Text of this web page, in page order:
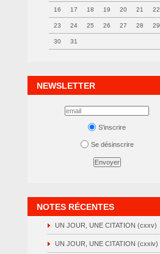
16 17 18 19 20 21 22
23 24 25 26 27 28 29
30 31
NEWSLETTER
S'inscrire
Se désinscrire
NOTES RÉCENTES
UN JOUR, UNE CITATION (cxxv)
UN JOUR, UNE CITATION (cxxiv)